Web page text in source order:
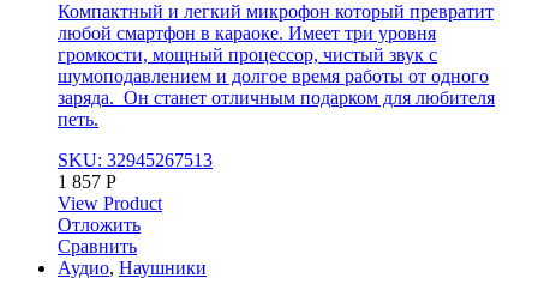
Компактный и легкий микрофон который превратит
любой смартфон в караоке. Имеет три уровня
громкости, мощный процессор, чистый звук с
шумоподавлением и долгое время работы от одного
заряда. Он станет отличным подарком для любителя
петь.
SKU: 32945267513
1 857 Р
View Product
Отложить
Сравнить
Аудио, Наушники